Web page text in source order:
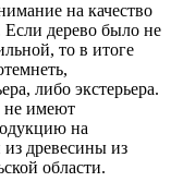
на качество
Если дерево было не
то в итоге
либо экстерьера.
не имеют
на
древесины из
области.